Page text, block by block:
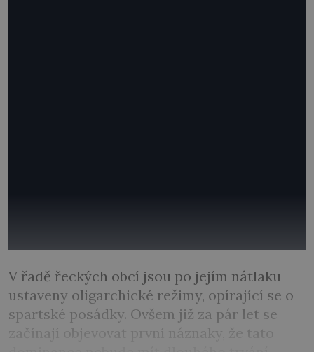
V řadě řeckých obcí jsou po jejím nátlaku
ustaveny oligarchické režimy, opírající se o
spartské posádky. Ovšem již za pár let se
začínají objevovat první náznaky, že tato